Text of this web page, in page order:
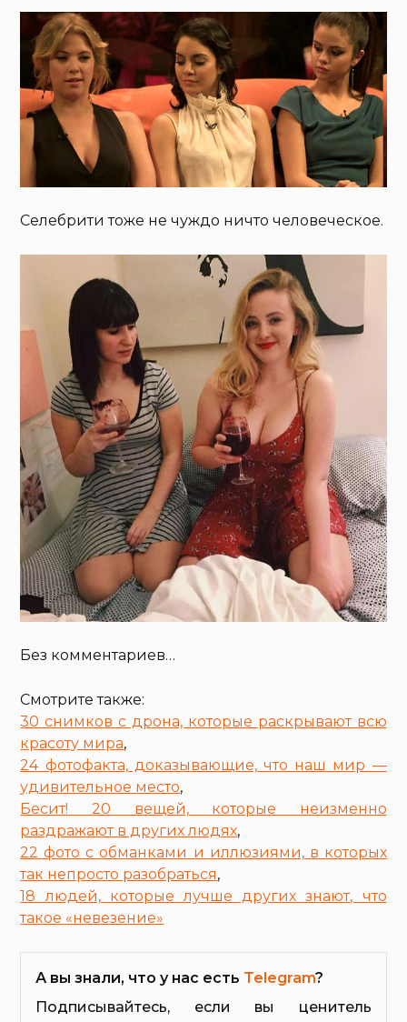
Селебрити тоже не чуждо ничто человеческое.
Без комментариев…
Смотрите также:
30 снимков с дрона, которые раскрывают всю
красоту мира,
24 фотофакта, доказывающие, что наш мир —
удивительное место,
Бесит! 20 вещей, которые неизменно
раздражают в других людях,
22 фото с обманками и иллюзиями, в которых
так непросто разобраться,
18 людей, которые лучше других знают, что
такое «невезение»
А вы знали, что у нас есть Telegram?
Подписывайтесь, если вы ценитель